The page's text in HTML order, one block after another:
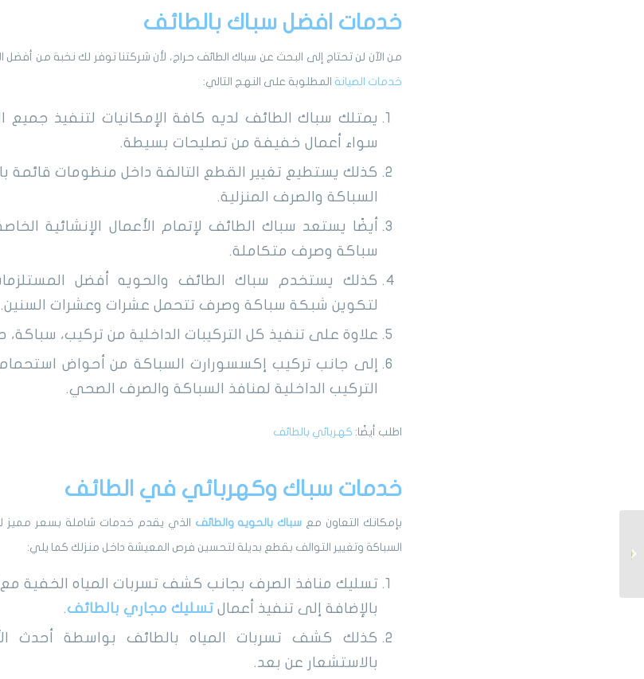
خدمات افضل سباك بالطائف
من الآن لن تحتاج إلى البحث عن سباك الطائف حراج، لأن شركتنا توفر لك نخبة من
خدمات الصيانة المطلوبة على النهج التالي:
يمتلك سباك الطائف لديه كافة الإمكانيات لتنفيذ جميع
سواء أعمال خفيفة من تصليحات بسيطة.
كذلك يستطيع تغيير القطع التالفة داخل منظومات
السباكة والصرف المنزلية.
أيضًا يستعد سباك الطائف لإتمام الأعمال الإنشائية
سباكة وصرف متكاملة.
كذلك يستخدم سباك الطائف والحويه أفضل
لتكوين شبكة سباكة وصرف تتحمل عشرات وعشرات السنين.
علاوة على تنفيذ كل التركيبات الداخلية من تركيب،
إلى جانب تركيب إكسسورارت السباكة من أحواض
التركيب الداخلية لمنافذ السباكة والصرف الصحي.
اطلب أيضًا: كهربائي بالطائف
خدمات سباك وكهربائي في الطائف
بإمكانك التعاون مع سباك بالحويه والطائف الذي يقدم خدمات شاملة بسعر مميز
السباكة وتغيير التوالف بقطع بديلة لتحسين فرص المعيشة داخل منزلك كما يلي:
تسليك منافذ الصرف بجانب كشف تسربات المياه الخفية مع
بالإضافة إلى تنفيذ أعمال تسليك مجاري بالطائف.
كذلك كشف تسربات المياه بالطائف بواسطة أحدث
بالاستشعار عن بعد.